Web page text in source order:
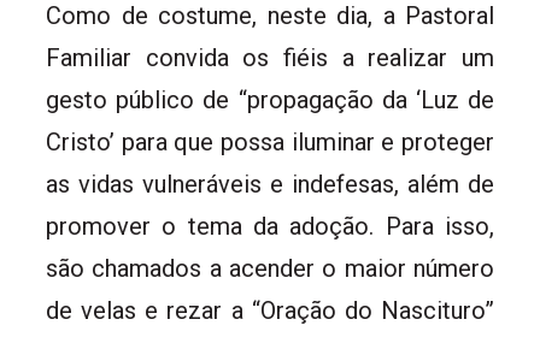
Como de costume, neste dia, a Pastoral
Familiar convida os fiéis a realizar um
gesto público de “propagação da ‘Luz de
Cristo’ para que possa iluminar e proteger
as vidas vulneráveis e indefesas, além de
promover o tema da adoção. Para isso,
são chamados a acender o maior número
de velas e rezar a “Oração do Nascituro”